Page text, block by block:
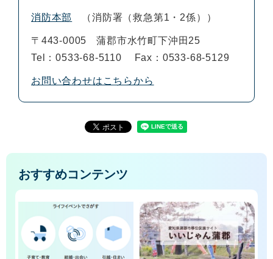
消防本部 消防署（救急第1・2係）
〒443-0005
蒲郡市水竹町下沖田25
Tel：0533-68-5110
Fax：0533-68-5129
お問い合わせはこちらから
おすすめコンテンツ